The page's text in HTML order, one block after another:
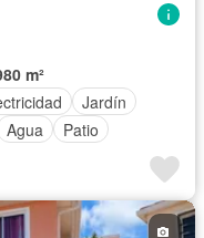
m²
Jardín
Agua Patio